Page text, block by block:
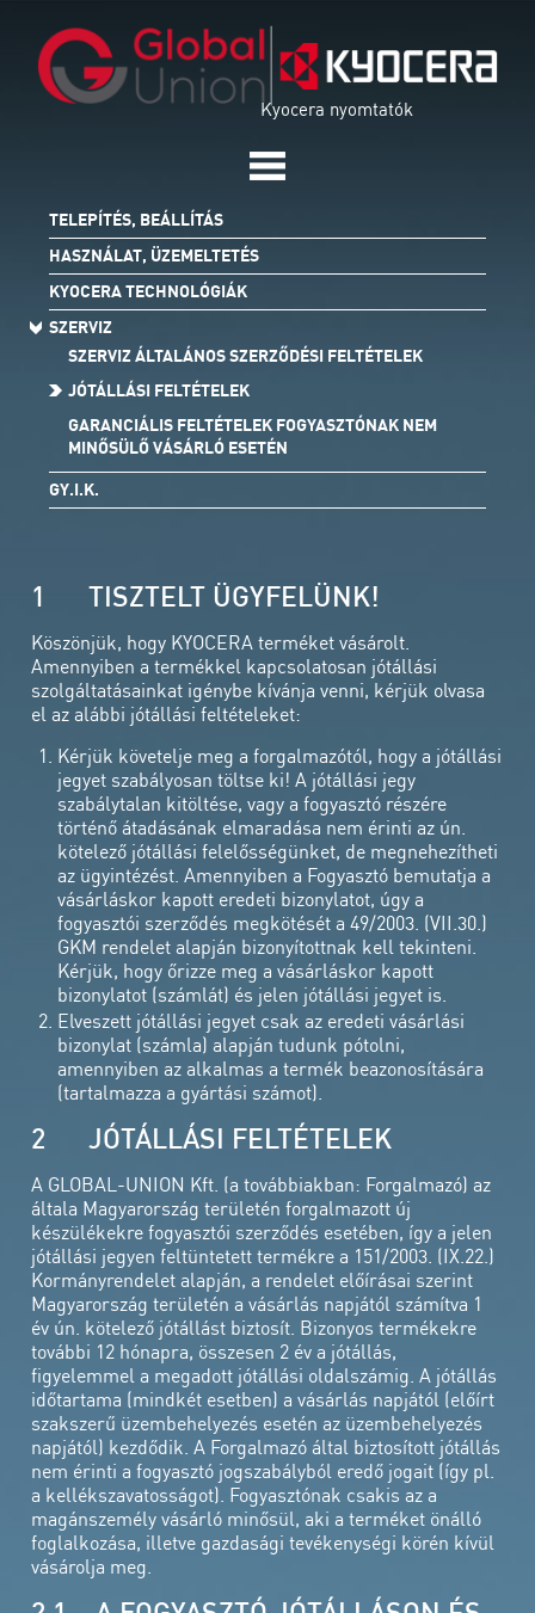
Kyocera nyomtatók
TELEPÍTÉS, BEÁLLÍTÁS
HASZNÁLAT, ÜZEMELTETÉS
KYOCERA TECHNOLÓGIÁK
SZERVIZ
SZERVIZ ÁLTALÁNOS SZERZŐDÉSI FELTÉTELEK
JÓTÁLLÁSI FELTÉTELEK
GARANCIÁLIS FELTÉTELEK FOGYASZTÓNAK NEM
MINŐSÜLŐ VÁSÁRLÓ ESETÉN
GY.I.K.
1 TISZTELT ÜGYFELÜNK!
Köszönjük, hogy KYOCERA terméket vásárolt.
Amennyiben a termékkel kapcsolatosan jótállási
szolgáltatásainkat igénybe kívánja venni, kérjük olvasa
el az alábbi jótállási feltételeket:
Kérjük követelje meg a forgalmazótól, hogy a jótállási
jegyet szabályosan töltse ki! A jótállási jegy
szabálytalan kitöltése, vagy a fogyasztó részére
történő átadásának elmaradása nem érinti az ún.
kötelező jótállási felelősségünket, de megnehezítheti
az ügyintézést. Amennyiben a Fogyasztó bemutatja a
vásárláskor kapott eredeti bizonylatot, úgy a
fogyasztói szerződés megkötését a 49/2003. (VII.30.)
GKM rendelet alapján bizonyítottnak kell tekinteni.
Kérjük, hogy őrizze meg a vásárláskor kapott
bizonylatot (számlát) és jelen jótállási jegyet is.
Elveszett jótállási jegyet csak az eredeti vásárlási
bizonylat (számla) alapján tudunk pótolni,
amennyiben az alkalmas a termék beazonosítására
(tartalmazza a gyártási számot).
2 JÓTÁLLÁSI FELTÉTELEK
A GLOBAL-UNION Kft. (a továbbiakban: Forgalmazó) az
általa Magyarország területén forgalmazott új
készülékekre fogyasztói szerződés esetében, így a jelen
jótállási jegyen feltüntetett termékre a 151/2003. (IX.22.)
Kormányrendelet alapján, a rendelet előírásai szerint
Magyarország területén a vásárlás napjától számítva 1
év ún. kötelező jótállást biztosít. Bizonyos termékekre
további 12 hónapra, összesen 2 év a jótállás,
figyelemmel a megadott jótállási oldalszámig. A jótállás
időtartama (mindkét esetben) a vásárlás napjától (előírt
szakszerű üzembehelyezés esetén az üzembehelyezés
napjától) kezdődik. A Forgalmazó által biztosított jótállás
nem érinti a fogyasztó jogszabályból eredő jogait (így pl.
a kellékszavatosságot). Fogyasztónak csakis az a
magánszemély vásárló minősül, aki a terméket önálló
foglalkozása, illetve gazdasági tevékenységi körén kívül
vásárolja meg.